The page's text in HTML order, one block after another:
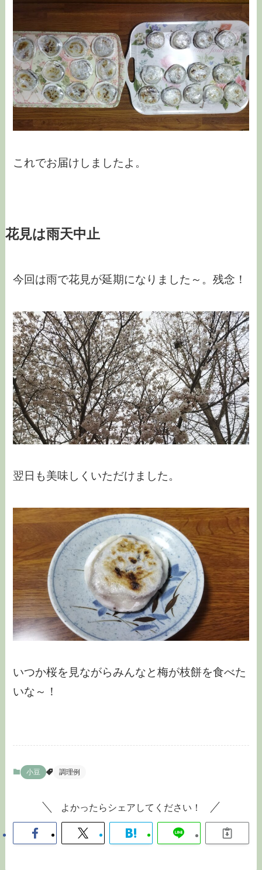
これでお届けしましたよ。
花見は雨天中止
今回は雨で花見が延期になりました～。残念！
翌日も美味しくいただけました。
いつか桜を見ながらみんなと梅が枝餅を食べた
いな～！
小豆 調理例
よかったらシェアしてください！